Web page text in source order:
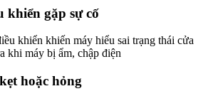
khiển gặp sự cố
khiển khiến máy hiểu sai trạng thái cửa
khi máy bị ẩm, chập điện
hoặc hỏng